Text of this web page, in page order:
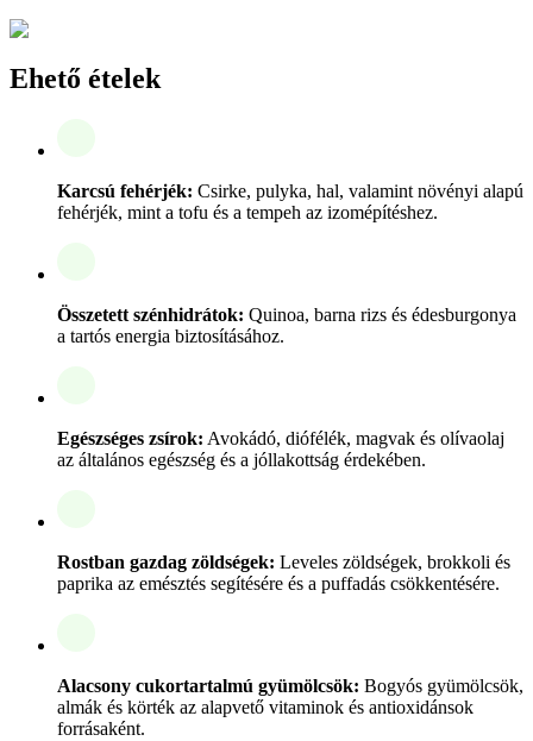
Ehető ételek
Karcsú fehérjék: Csirke, pulyka, hal, valamint növényi alapú
fehérjék, mint a tofu és a tempeh az izomépítéshez.
Összetett szénhidrátok: Quinoa, barna rizs és édesburgonya
a tartós energia biztosításához.
Egészséges zsírok: Avokádó, diófélék, magvak és olívaolaj
az általános egészség és a jóllakottság érdekében.
Rostban gazdag zöldségek: Leveles zöldségek, brokkoli és
paprika az emésztés segítésére és a puffadás csökkentésére.
Alacsony cukortartalmú gyümölcsök: Bogyós gyümölcsök,
almák és körték az alapvető vitaminok és antioxidánsok
forrásaként.